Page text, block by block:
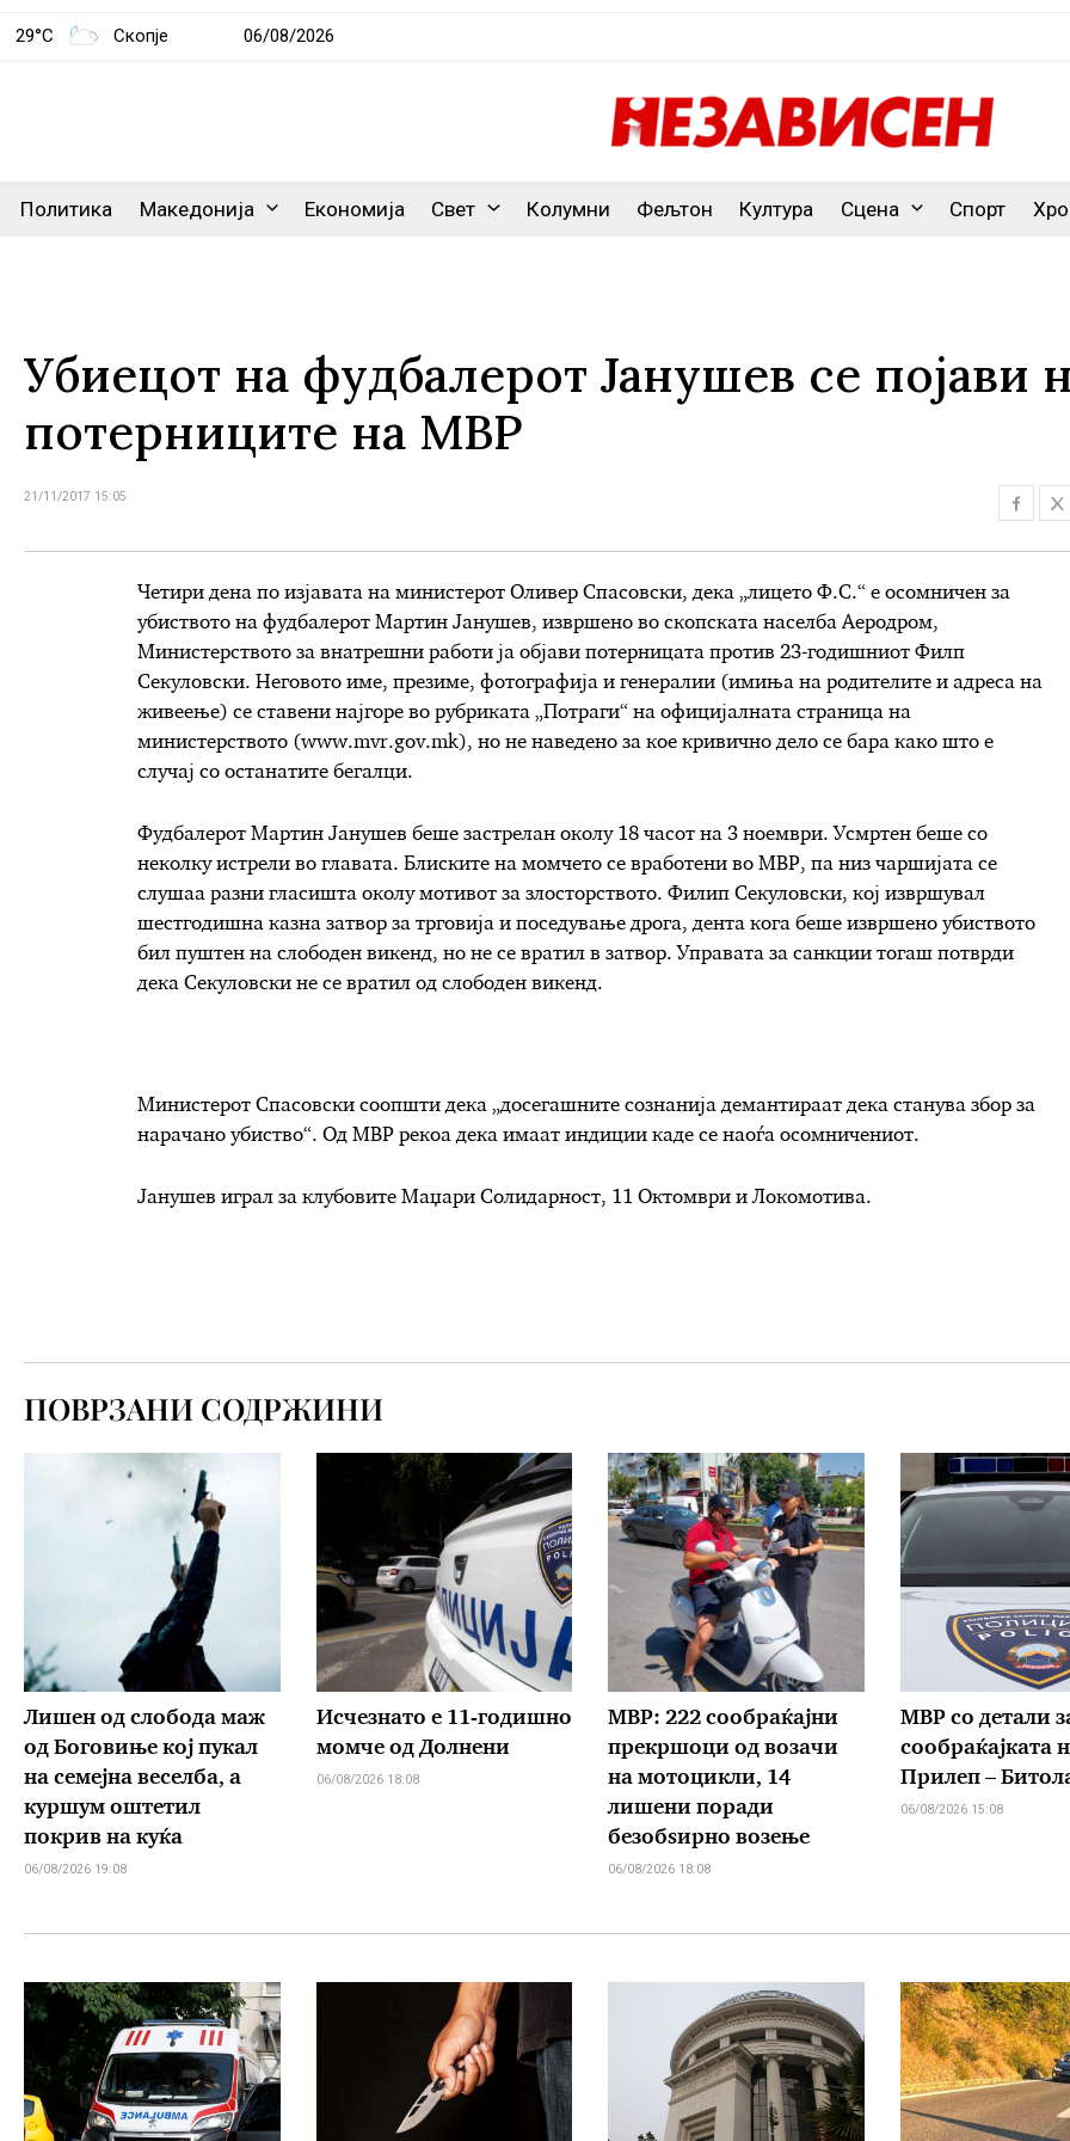
29°C Скопје 06/08/2026
Политика Македонија Економија Свет Колумни Фељтон Култура Сцена Спорт
Убиецот на фудбалерот Јанушев се појави
потерниците на МВР
21/11/2017 15:05
Четири дена по изјавата на министерот Оливер Спасовски, дека „лицето Ф.С.“ е осомничен за
убиството на фудбалерот Мартин Јанушев, извршено во скопската населба Аеродром,
Министерството за внатрешни работи ја објави потерницата против 23-годишниот Филп
Секуловски. Неговото име, презиме, фотографија и генералии (имиња на родителите и адреса на
живеење) се ставени најгоре во рубриката „Потраги“ на официјалната страница на
министерството (www.mvr.gov.mk), но не наведено за кое кривично дело се бара како што е
случај со останатите бегалци.
Фудбалерот Мартин Јанушев беше застрелан околу 18 часот на 3 ноември. Усмртен беше со
неколку истрели во главата. Блиските на момчето се вработени во МВР, па низ чаршијата се
слушаа разни гласишта околу мотивот за злосторството. Филип Секуловски, кој извршувал
шестгодишна казна затвор за трговија и поседување дрога, дента кога беше извршено убиството
бил пуштен на слободен викенд, но не се вратил в затвор. Управата за санкции тогаш потврди
дека Секуловски не се вратил од слободен викенд.
Министерот Спасовски соопшти дека „досегашните сознанија демантираат дека станува збор за
нарачано убиство“. Од МВР рекоа дека имаат индиции каде се наоѓа осомничениот.
Јанушев играл за клубовите Маџари Солидарност, 11 Октомври и Локомотива.
ПОВРЗАНИ СОДРЖИНИ
Лишен од слобода маж
од Боговиње кој пукал
на семејна веселба, а
куршум оштетил
покрив на куќа
06/08/2026 19:08
Исчезнато е 11-годишно
момче од Долнени
06/08/2026 18:08
МВР: 222 сообраќајни
прекршоци од возачи
на мотоцикли, 14
лишени поради
безобѕирно возење
06/08/2026 18:08
МВР со детали
сообраќајката
Прилеп –
06/08/2026 15:08